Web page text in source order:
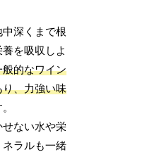
深くまで根
を吸収しよ
般的なワイン
、力強い味
せない水や栄
ラルも一緒